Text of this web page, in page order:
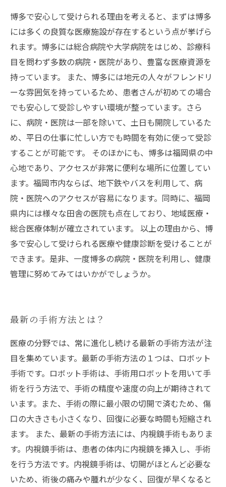
博多で安心して受けられる理由を考えると、まずは博多
には多くの良質な医療施設が存在するという点が挙げら
れます。博多には総合病院や大学病院をはじめ、診療科
目を問わず多数の病院・医院があり、豊富な医療資源を
持っています。 また、博多には地元の人々がフレンドリ
ーな雰囲気を持っているため、患者さんが初めての場合
でも安心して受診しやすい環境が整っています。さら
に、病院・医院は一部を除いて、土日も開院しているた
め、平日の仕事に忙しい方でも時間を有効に使って受診
することが可能です。 そのほかにも、博多は福岡県の中
心地であり、アクセスが非常に便利な場所に位置してい
ます。福岡市内ならば、地下鉄やバスを利用して、病
院・医院へのアクセスが容易になります。同時に、福岡
県内には様々な田舎の医院も点在しており、地域医療・
総合医療体制が確立されています。 以上の理由から、博
多で安心して受けられる医療や健康診断を受けることが
できます。是非、一度博多の病院・医院を利用し、健康
管理に努めてみてはいかがでしょうか。
最新の手術方法とは？
医療の分野では、常に進化し続ける最新の手術方法が注
目を集めています。最新の手術方法の１つは、ロボット
手術です。ロボット手術は、手術用ロボットを用いて手
術を行う方法で、手術の精度や速度の向上が期待されて
います。また、手術の際に最小限の切開で済むため、傷
口の大きさも小さくなり、回復に必要な時間も短縮され
ます。 また、最新の手術方法には、内視鏡手術もありま
す。内視鏡手術は、患者の体内に内視鏡を挿入し、手術
を行う方法です。内視鏡手術は、切開がほとんど必要な
いため、術後の痛みや腫れが少なく、回復が早くなると